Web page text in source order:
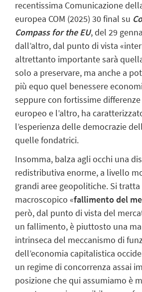
recentissima Comunicazione
europea COM (2025) 30 final su
Compass for the EU, del 29
dall’altro, dal punto di vista
altrettanto importante sarà
solo a preservare, ma anche a
più equo quel benessere
seppure con fortissime differenze
europeo e l’altro, ha
l’esperienza delle democrazie
quelle fondatrici.
Insomma, balza agli occhi una
redistributiva enorme, a livello
grandi aree geopolitiche. Si
macroscopico «fallimento del
però, dal punto di vista del
un fallimento, è piuttosto una
intrinseca del meccanismo di
dell’economia capitalistica
un regime di concorrenza assai
posizione che qui assumiamo è